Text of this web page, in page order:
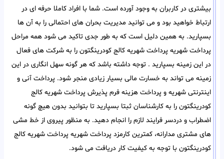
بیشتری در کاربران به وجود آورده است. شما با افراد کاملا حرفه ای در
ارتباط خواهید بود و می توانید مدیریت بحران های احتمالی را به آن ها
بسپارید. به همین دلیل است که به طور جدی تاکید می شود همه مراحل
پرداخت شهریه پرداخت شهریه کالج کودرینگتون را به شرکت های فعال
در این زمینه بسپارید . توجه داشته باشد که هر گونه سهل انگاری در این
زمینه می تواند به خسارت مالی بسیار زیادی منجر شود. پرداخت آنی و
اینترنتی شهریه و پرداخت هزینه فرم پذیرش پرداخت شهریه کالج
کودرینگتون را به کارشناسان ثبتا بسپارید تا بتوانید بدون هیچ گونه
اضطراب و دردسر فرایند لازم را انجام دهید. به منظور پیروی از خط مشی
های مشتری مدارانه، کمترین کارمزد پرداخت شهریه پرداخت شهریه کالج
کودرینگتون با توجه به کیفیت کار دریافت می شود.